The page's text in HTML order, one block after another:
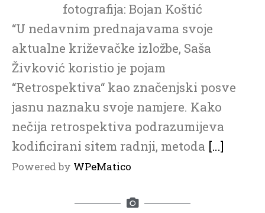
fotografija: Bojan Koštić
“U nedavnim prednajavama svoje
aktualne križevačke izložbe, Saša
Živković koristio je pojam
“Retrospektiva“ kao značenjski posve
jasnu naznaku svoje namjere. Kako
nečija retrospektiva podrazumijeva
kodificirani sitem radnji, metoda […]
Powered by WPeMatico